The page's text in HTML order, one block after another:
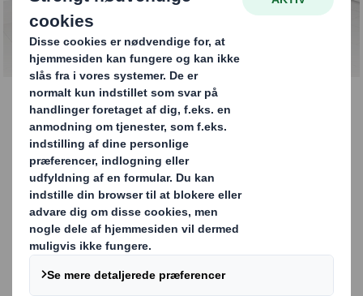
Oplev vores unikke centre og
tjenester
Sådan arbejder vi
innovativt med dig
Når det kommer til effektive løsninger inden
for emballage, display eller POS, taler vi
sjældent om one size fits all, da alle vores
kunder har forskellige krav og behov. Derfor